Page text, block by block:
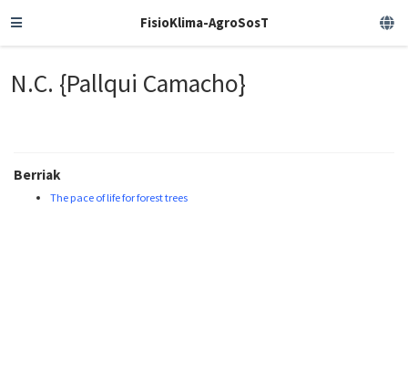
FisioKlima-AgroSosT
N.C. {Pallqui Camacho}
Berriak
The pace of life for forest trees